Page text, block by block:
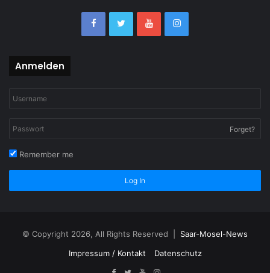
Anmelden
Forget?
Remember me
Log In
© Copyright 2026, All Rights Reserved | Saar-Mosel-News
Impressum / Kontakt
Datenschutz